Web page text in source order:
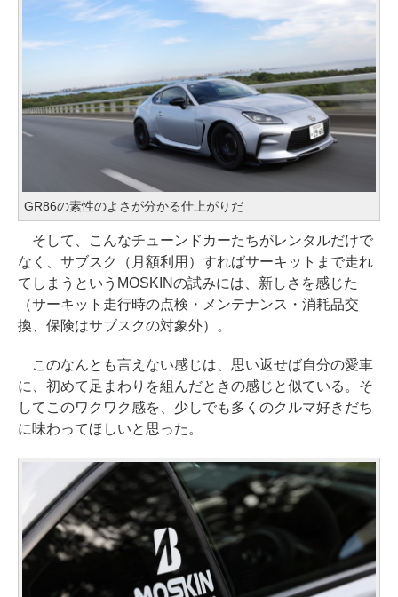
GR86の素性のよさが分かる仕上がりだ
そして、こんなチューンドカーたちがレンタルだけで
なく、サブスク（月額利用）すればサーキットまで走れ
てしまうというMOSKINの試みには、新しさを感じた
（サーキット走行時の点検・メンテナンス・消耗品交
換、保険はサブスクの対象外）。
このなんとも言えない感じは、思い返せば自分の愛車
に、初めて足まわりを組んだときの感じと似ている。そ
してこのワクワク感を、少しでも多くのクルマ好きだち
に味わってほしいと思った。